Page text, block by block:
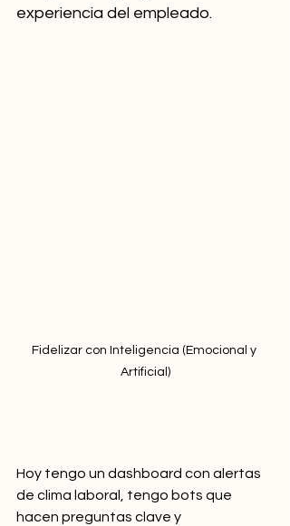
experiencia del empleado.
Fidelizar con Inteligencia (Emocional y
Artificial)
Hoy tengo un dashboard con alertas
de clima laboral, tengo bots que
hacen preguntas clave y